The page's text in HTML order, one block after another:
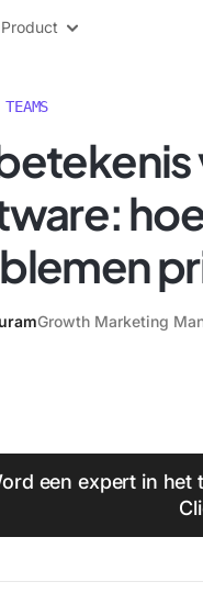
Product
TEAMS
Growth Marketing
een expert in het